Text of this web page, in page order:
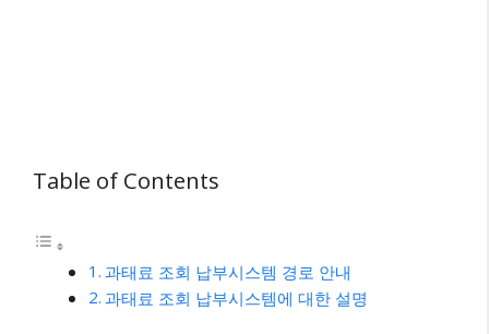
Table of Contents
과태료 조회 납부시스템 경로 안내
과태료 조회 납부시스템에 대한 설명